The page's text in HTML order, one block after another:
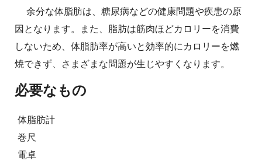
余分な体脂肪は、糖尿病などの健康問題や疾患の原
因となります。また、脂肪は筋肉ほどカロリーを消費
しないため、体脂肪率が高いと効率的にカロリーを燃
焼できず、さまざまな問題が生じやすくなります。
必要なもの
体脂肪計
巻尺
電卓